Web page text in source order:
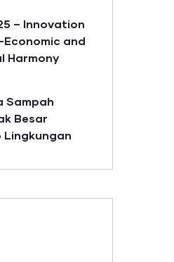
– Innovation
and
Harmony
Sampah
Besar
Lingkungan